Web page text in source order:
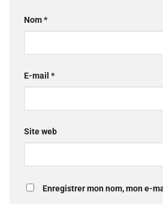
Nom*
E-mail *
Site web
Enregistrer mon nom, mon e-